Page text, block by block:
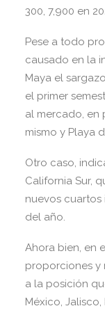
300, 7,900 en
Pese a todo
causado en la
Maya el
el primer
al mercado, en
mismo y Playa
Otro caso,
California Sur,
nuevos
del año.
Ahora bien, en
proporciones y
a la posición
México,